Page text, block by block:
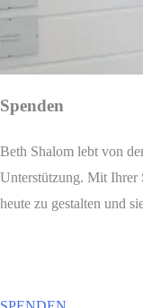
Spenden
Beth Shalom lebt von
Unterstützung. Mit Ihrer
heute zu gestalten und